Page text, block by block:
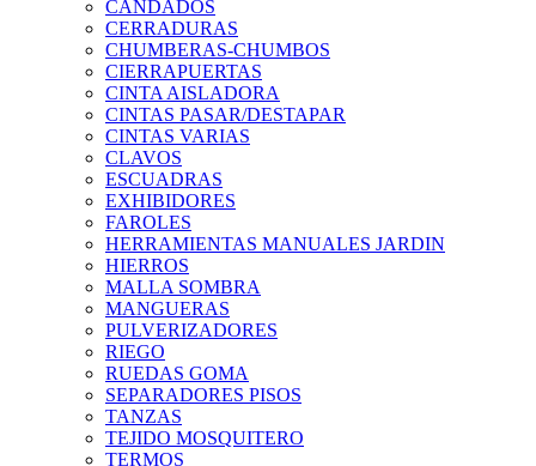
CANDADOS
CERRADURAS
CHUMBERAS-CHUMBOS
CIERRAPUERTAS
CINTA AISLADORA
CINTAS PASAR/DESTAPAR
CINTAS VARIAS
CLAVOS
ESCUADRAS
EXHIBIDORES
FAROLES
HERRAMIENTAS MANUALES JARDIN
HIERROS
MALLA SOMBRA
MANGUERAS
PULVERIZADORES
RIEGO
RUEDAS GOMA
SEPARADORES PISOS
TANZAS
TEJIDO MOSQUITERO
TERMOS